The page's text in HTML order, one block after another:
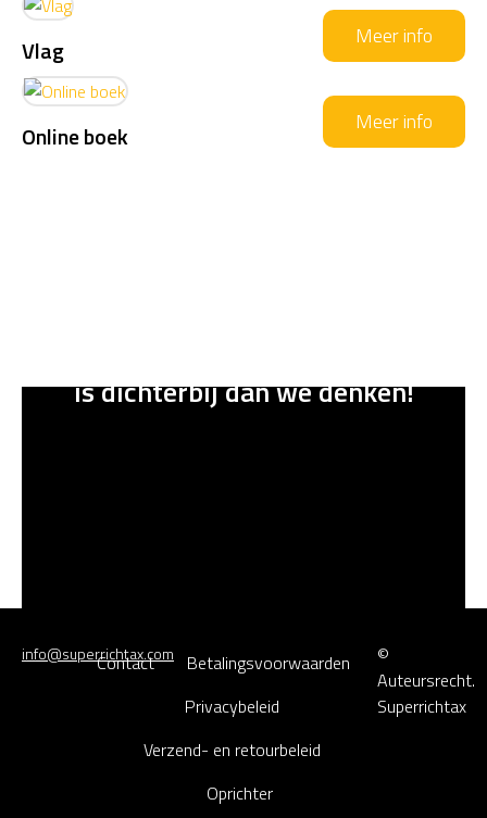
Vlag Meer info
Online boek Meer info
is dichterbij dan we denken!
info@superrichtax.com
Contact
Betalingsvoorwaarden
Privacybeleid
Verzend- en retourbeleid
Oprichter
©
Auteursrecht.
Superrichtax